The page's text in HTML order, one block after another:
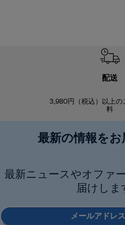
配送
3,980円（税込）以上の
料
最新の情報をお
最新ニュースやオファ
届けしま
メールアドレ